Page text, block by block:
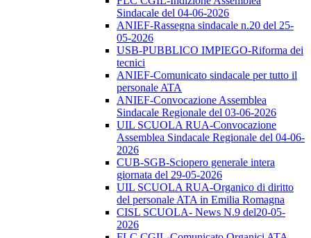
Sindacale del 04-06-2026
ANIEF-Rassegna sindacale n.20 del 25-
05-2026
USB-PUBBLICO IMPIEGO-Riforma dei
tecnici
ANIEF-Comunicato sindacale per tutto il
personale ATA
ANIEF-Convocazione Assemblea
Sindacale Regionale del 03-06-2026
UIL SCUOLA RUA-Convocazione
Assemblea Sindacale Regionale del 04-06-
2026
CUB-SGB-Sciopero generale intera
giornata del 29-05-2026
UIL SCUOLA RUA-Organico di diritto
del personale ATA in Emilia Romagna
CISL SCUOLA- News N.9 del20-05-
2026